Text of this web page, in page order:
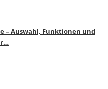
– Auswahl, Funktionen und